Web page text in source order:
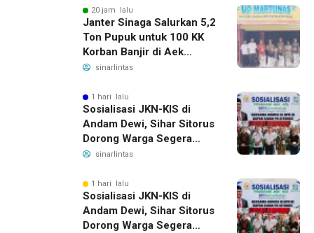
20 jam lalu
Janter Sinaga Salurkan 5,2
Ton Pupuk untuk 100 KK
Korban Banjir di Aek
Horsik
sinarlintas
1 hari lalu
Sosialisasi JKN-KIS di
Andam Dewi, Sihar Sitorus
Dorong Warga Segera
Daftar BPJS Kesehatan
sinarlintas
1 hari lalu
Sosialisasi JKN-KIS di
Andam Dewi, Sihar Sitorus
Dorong Warga Segera